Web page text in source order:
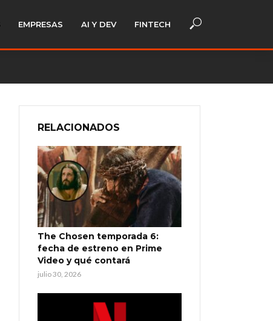
EMPRESAS AI Y DEV FINTECH
RELACIONADOS
The Chosen temporada 6:
fecha de estreno en Prime
Video y qué contará
julio 30, 2026